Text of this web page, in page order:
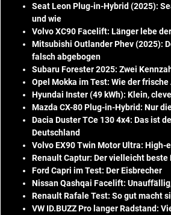
Seat Leon Plug-in-Hybrid (2025):
und wie
Volvo XC90 Facelift: Länger lebe
Mitsubishi Outlander Phev (2025):
falsch abgebogen
Subaru Forester 2025: Zwei
Opel Mokka im Test: Wie der
Hyundai Inster (49 kWh): Klein,
Mazda CX-80 Plug-in-Hybrid: Nur
Dacia Duster TCe 130 4x4: Das ist
Deutschland
Volvo EX90 Twin Motor Ultra: High-
Renault Captur: Der vielleicht beste
Ford Capri im Test: Der Eisbrecher
Nissan Qashqai Facelift:
Renault Rafale Test: So gut macht
VW ID.BUZZ Pro langer Radstand: